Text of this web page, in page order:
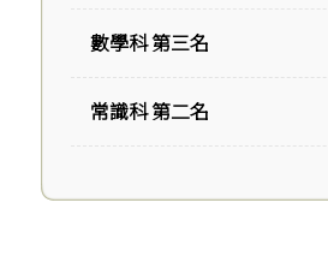
數學科 第三名
常識科 第二名